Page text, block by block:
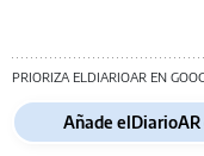
PRIORIZA ELDIARIOAR EN
Añade